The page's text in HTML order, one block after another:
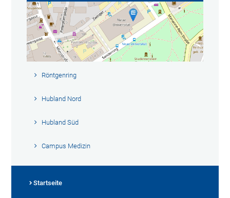
Röntgenring
Hubland Nord
Hubland Süd
Campus Medizin
Startseite